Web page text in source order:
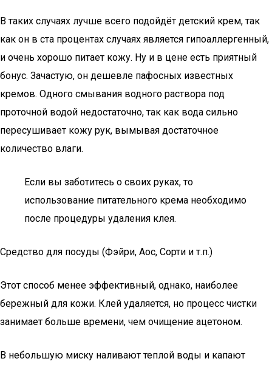
В таких случаях лучше всего подойдёт детский крем, так
как он в ста процентах случаях является гипоаллергенный,
и очень хорошо питает кожу. Ну и в цене есть приятный
бонус. Зачастую, он дешевле пафосных известных
кремов. Одного смывания водного раствора под
проточной водой недостаточно, так как вода сильно
пересушивает кожу рук, вымывая достаточное
количество влаги.
Если вы заботитесь о своих руках, то
использование питательного крема необходимо
после процедуры удаления клея.
Средство для посуды (Фэйри, Аос, Сорти и т.п.)
Этот способ менее эффективный, однако, наиболее
бережный для кожи. Клей удаляется, но процесс чистки
занимает больше времени, чем очищение ацетоном.
В небольшую миску наливают теплой воды и капают